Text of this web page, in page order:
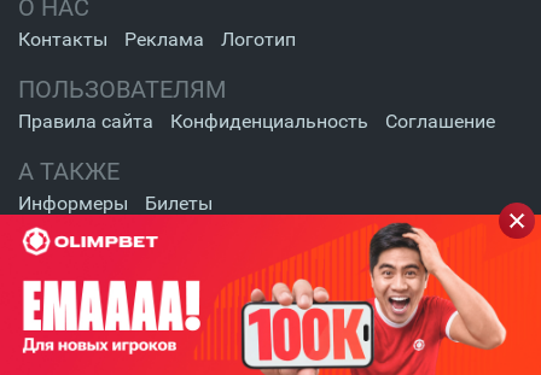
О НАС
Контакты Реклама Логотип
ПОЛЬЗОВАТЕЛЯМ
Правила сайта Конфиденциальность Соглашение
А ТАКЖЕ
Информеры Билеты
СОЦИАЛЬНЫЕ СЕТИ